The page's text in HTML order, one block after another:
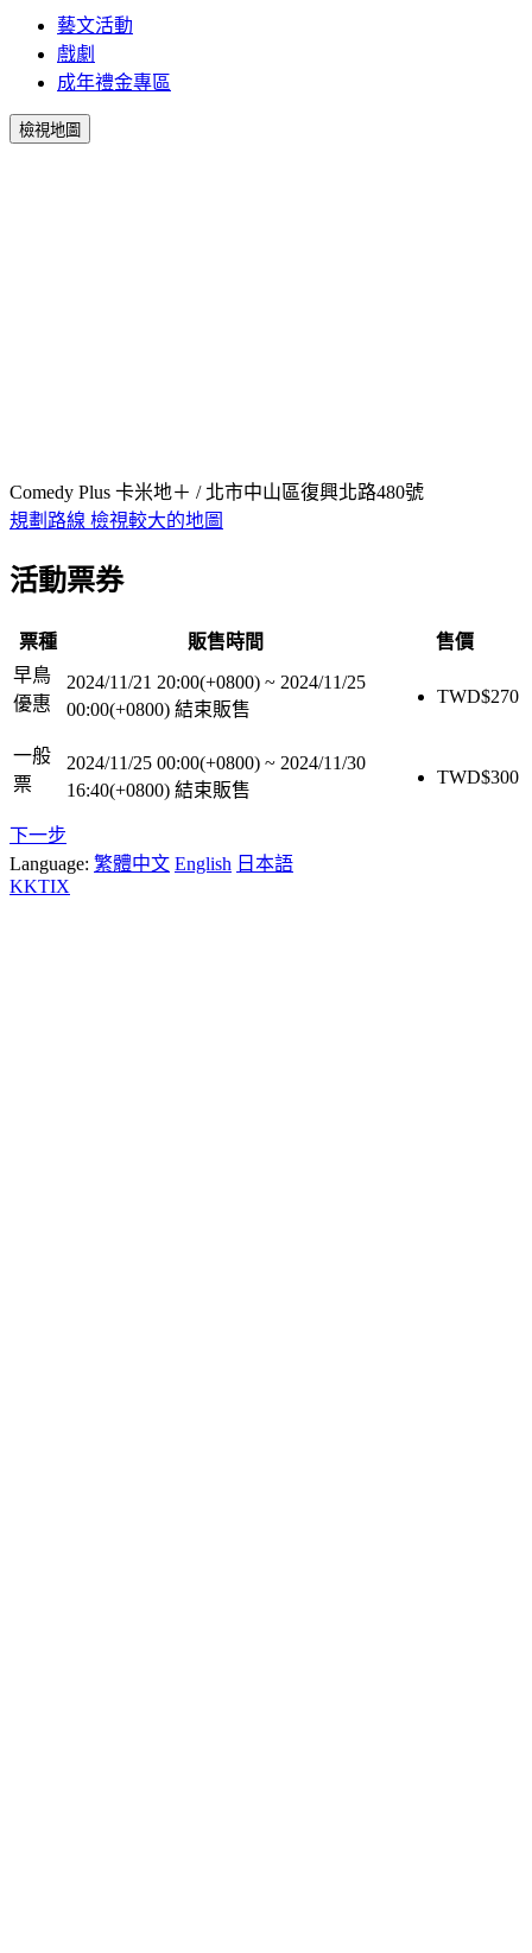
藝文活動
戲劇
成年禮金專區
檢視地圖
Comedy Plus 卡米地＋ / 北市中山區復興北路480號
規劃路線 檢視較大的地圖
活動票券
票種 販售時間
售價
早鳥
優惠
2024/11/21 20:00(+0800) ~ 2024/11/25
00:00(+0800) 結束販售
TWD$270
一般
票
2024/11/25 00:00(+0800) ~ 2024/11/30
16:40(+0800) 結束販售
TWD$300
下一步
Language: 繁體中文 English 日本語
KKTIX